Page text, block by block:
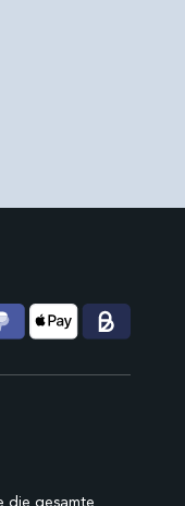
die gesamte